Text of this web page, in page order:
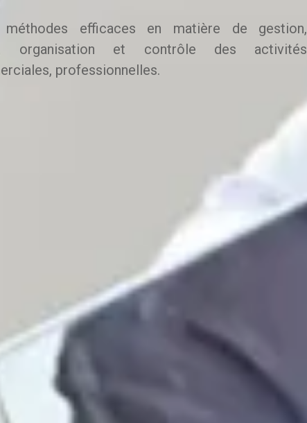
efficaces en matière de gestion,
organisation et contrôle des activités
professionnelles.